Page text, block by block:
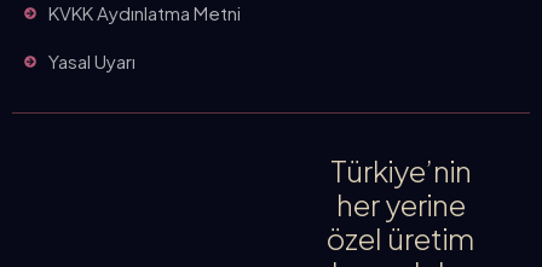
KVKK Aydınlatma Metni
Yasal Uyarı
Türkiye’nin
her yerine
özel üretim